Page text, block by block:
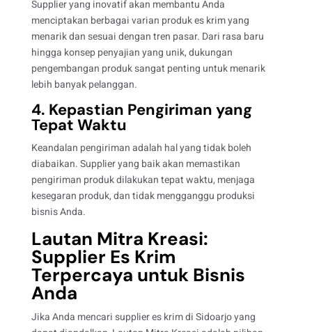
Supplier yang inovatif akan membantu Anda
menciptakan berbagai varian produk es krim yang
menarik dan sesuai dengan tren pasar. Dari rasa baru
hingga konsep penyajian yang unik, dukungan
pengembangan produk sangat penting untuk menarik
lebih banyak pelanggan.
4. Kepastian Pengiriman yang
Tepat Waktu
Keandalan pengiriman adalah hal yang tidak boleh
diabaikan. Supplier yang baik akan memastikan
pengiriman produk dilakukan tepat waktu, menjaga
kesegaran produk, dan tidak mengganggu produksi
bisnis Anda.
Lautan Mitra Kreasi:
Supplier Es Krim
Terpercaya untuk Bisnis
Anda
Jika Anda mencari supplier es krim di Sidoarjo yang